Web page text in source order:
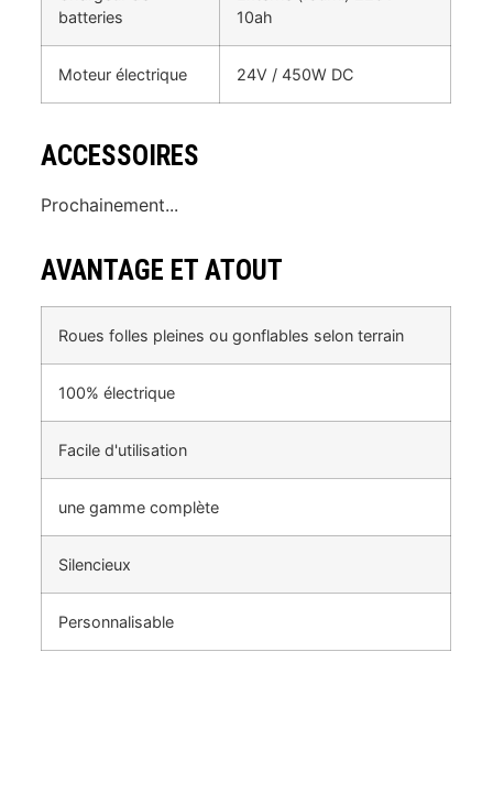
ACCESSOIRES
Prochainement...
AVANTAGE ET ATOUT
Roues folles pleines ou gonflables selon terrain
100% électrique
Facile d'utilisation
une gamme complète
Silencieux
Personnalisable
batteries
10ah
Moteur électrique 24V / 450W DC